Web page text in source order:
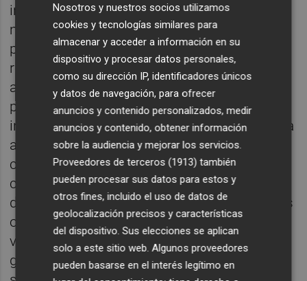
incluidas reflejan claramente el ambiente
musical europeo del siglo XIX. Las dos
polacas finales son piezas muy propias del
romanticismo y del ambiente Biedermeier
alemán. ¿Cómo lo sabemos? Porque eran
piezas cortas, muy sugestivas, que se
interpretaban en reuniones domésticas de la
aristocracia y que tenían un importante
componente virtuoso. La musicóloga
considera que uno de los grandes objetivos
del proyecto es precisamente devolver estas
obras al repertorio actual y hacer que
vuelvan a sonar en conciertos. A Elena le
gustaría que su publicación y el CD-USB
Nosotros y nuestros socios utilizamos
cookies y tecnologías similares para
almacenar y acceder a información en su
dispositivo y procesar datos personales,
como su dirección IP, identificadores únicos
y datos de navegación, para ofrecer
anuncios y contenido personalizados, medir
anuncios y contenido, obtener información
sobre la audiencia y mejorar los servicios.
Proveedores de terceros (1913) también
pueden procesar sus datos para estos y
otros fines, incluido el uso de datos de
geolocalización precisos y características
del dispositivo. Sus elecciones se aplican
solo a este sitio web. Algunos proveedores
pueden basarse en el interés legítimo en